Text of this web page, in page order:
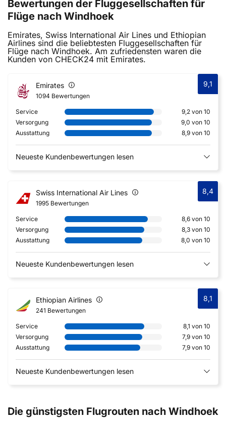
Bewertungen der Fluggesellschaften für
Flüge nach Windhoek
Emirates, Swiss International Air Lines und Ethiopian
Airlines sind die beliebtesten Fluggesellschaften für
Flüge nach Windhoek. Am zufriedensten waren die
Kunden von CHECK24 mit Emirates.
Emirates
1094 Bewertungen
9,1
Service
9,2 von 10
Versorgung
9,0 von 10
Ausstattung
8,9 von 10
Neueste Kundenbewertungen lesen
Swiss International Air Lines
1995 Bewertungen
8,4
Service
8,6 von 10
Versorgung
8,3 von 10
Ausstattung
8,0 von 10
Neueste Kundenbewertungen lesen
Ethiopian Airlines
241 Bewertungen
8,1
Service
8,1 von 10
Versorgung
7,9 von 10
Ausstattung
7,9 von 10
Neueste Kundenbewertungen lesen
Die günstigsten Flugrouten nach Windhoek